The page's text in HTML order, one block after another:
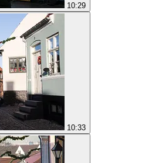
10:29
10:33